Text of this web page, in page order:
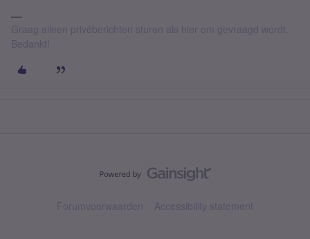
Graag alleen privéberichten sturen als hier om gevraagd wordt.
Bedankt!
Forumvoorwaarden Accessibility statement